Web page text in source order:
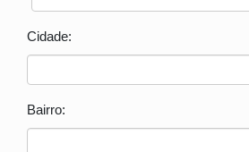
Cidade:
Bairro: